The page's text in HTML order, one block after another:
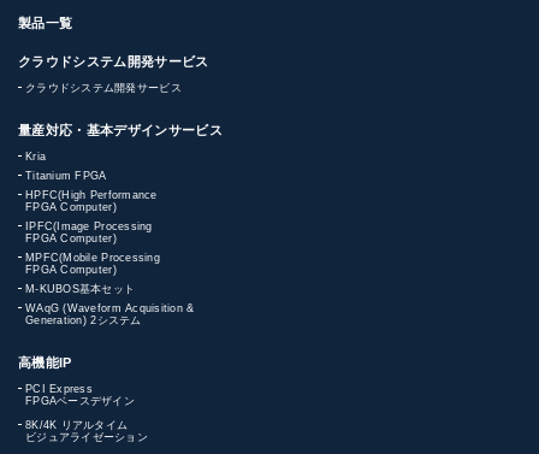
製品一覧
クラウドシステム開発サービス
クラウドシステム開発サービス
量産対応・基本デザインサービス
Kria
Titanium FPGA
HPFC(High Performance
FPGA Computer)
IPFC(Image Processing
FPGA Computer)
MPFC(Mobile Processing
FPGA Computer)
M-KUBOS基本セット
WAqG (Waveform Acquisition &
Generation) 2システム
高機能IP
PCI Express
FPGAベースデザイン
8K/4K リアルタイム
ビジュアライゼーション